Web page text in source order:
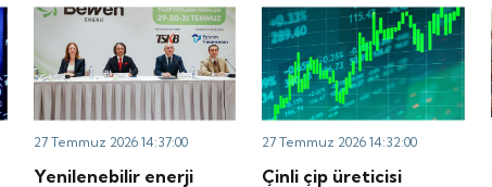
"ALBTN" koduyla işlem
görmeye başladı.
"ALBTN" koduyla işlem görmeye
olarak gerçekleşmişti.
Peki, şirket payları ne
zaman borsada işlem
görecek?
gerçekleşmişti. Peki, şirket
payları ne zaman borsada işlem
görecek?
27 Temmuz 2026 14:37:00
Yenilenebilir enerji
27 Temmuz 2026 14:32:00
Çinli çip üreticisi